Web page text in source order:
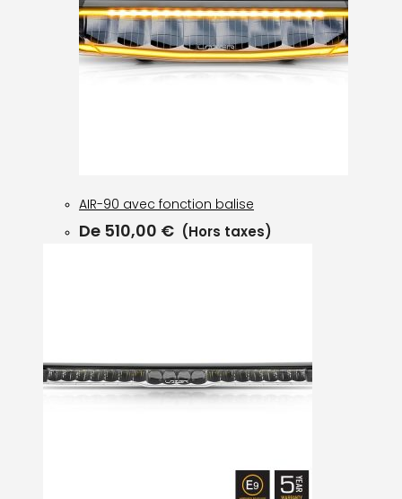
AIR-90 avec fonction balise
De 510,00 € (Hors taxes)